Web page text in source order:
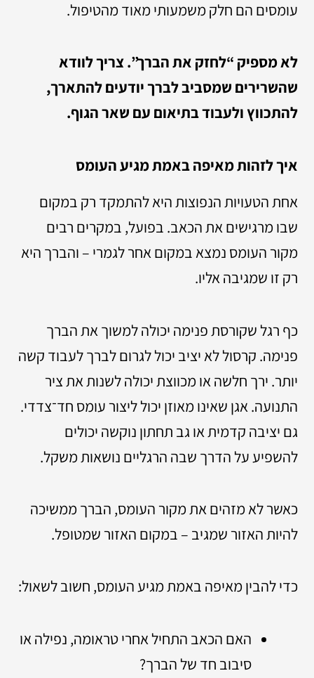
עומסים הם חלק משמעותי מאוד מהטיפול.
לא מספיק “לחזק את הברך”. צריך לוודא
שהשרירים שמסביב לברך יודעים להתארך,
להתכווץ ולעבוד בתיאום עם שאר הגוף.
איך לזהות מאיפה באמת מגיע העומס
אחת הטעויות הנפוצות היא להתמקד רק במקום
שבו מרגישים את הכאב. בפועל, במקרים רבים
מקור העומס נמצא במקום אחר לגמרי – והברך היא
רק זו שמגיבה אליו.
כף רגל שקורסת פנימה יכולה למשוך את הברך
פנימה. קרסול לא יציב יכול לגרום לברך לעבוד קשה
יותר. ירך חלשה או מכווצת יכולה לשנות את ציר
התנועה. אגן שאינו מאוזן יכול ליצור עומס חד־צדדי.
גם יציבה קדמית או גב תחתון נוקשה יכולים
להשפיע על הדרך שבה הרגליים נושאות משקל.
כאשר לא מזהים את מקור העומס, הברך ממשיכה
להיות האזור שמגיב – במקום האזור שמטופל.
כדי להבין מאיפה באמת מגיע העומס, חשוב לשאול:
האם הכאב התחיל אחרי טראומה, נפילה או
סיבוב חד של הברך?